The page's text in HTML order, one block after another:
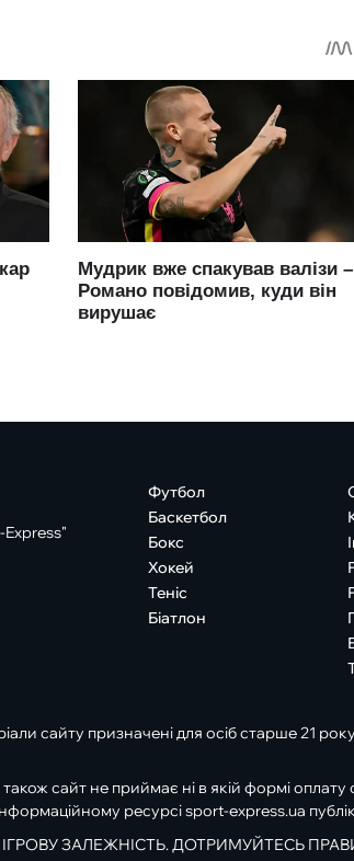
Express"
Футбол
Баскетбол
Бокс
Хокей
Теніс
Біатлон
сайту призначені для осіб старше 21
сайт не приймає ні в якій формі оплату
ресурсі sport-express.ua
ЗАЛЕЖНІСТЬ. ДОТРИМУЙТЕСЬ